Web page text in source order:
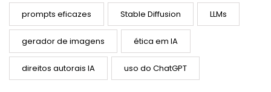
prompts eficazes Stable Diffusion LLMs
gerador de imagens ética em IA
direitos autorais IA uso do ChatGPT